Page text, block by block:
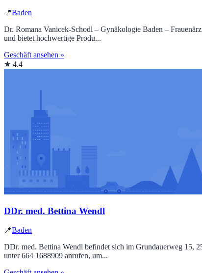
📍Baden
Dr. Romana Vanicek-Schodl – Gynäkologie Baden –
und bietet hochwertige Produ...
Geschäft ansehen »
★ 4.4
DDr. med. Bettina Wendl
📍Baden
DDr. med. Bettina Wendl befindet sich im Grundauerweg 15,
unter 664 1688909 anrufen, um...